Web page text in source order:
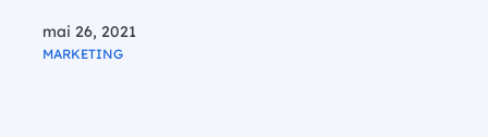
qu’il était possible de maintenir son activité en
mai 26, 2021
MARKETING